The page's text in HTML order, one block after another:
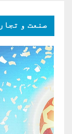
صنعت و